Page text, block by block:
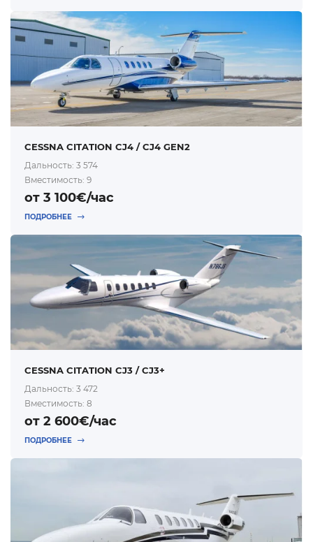
CESSNA CITATION CJ4 / CJ4 GEN2
Дальность: 3 574
Вместимость: 9
от 3 100€/час
ПОДРОБНЕЕ
CESSNA CITATION CJ3 / CJ3+
Дальность: 3 472
Вместимость: 8
от 2 600€/час
ПОДРОБНЕЕ